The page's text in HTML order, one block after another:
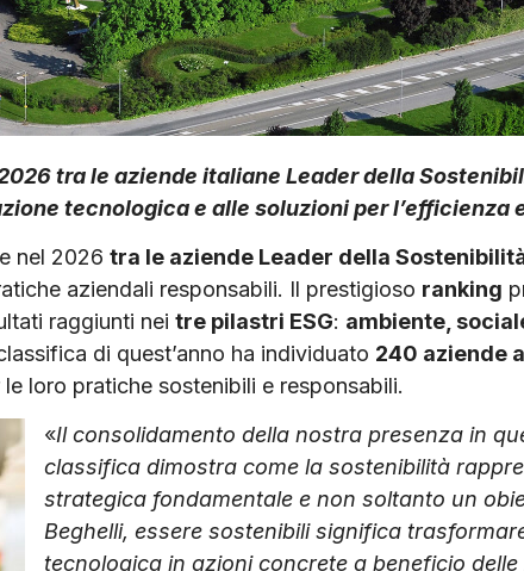
tra le aziende italiane Leader della
tecnologica e alle soluzioni per l’efficienza
nel 2026 tra le aziende Leader della
aziendali responsabili. Il prestigioso ranking
raggiunti nei tre pilastri ESG: ambiente,
di quest’anno ha individuato 240 aziende
loro pratiche sostenibili e responsabili.
«Il consolidamento della nostra presenza in
classifica dimostra come la sostenibilità
strategica fondamentale e non soltanto un
Beghelli, essere sostenibili significa
tecnologica in azioni concrete a beneficio delle